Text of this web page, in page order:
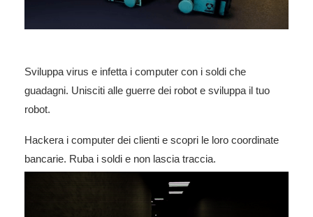
Sviluppa virus e infetta i computer con i soldi che
guadagni. Unisciti alle guerre dei robot e sviluppa il tuo
robot.
Hackera i computer dei clienti e scopri le loro coordinate
bancarie. Ruba i soldi e non lascia traccia.